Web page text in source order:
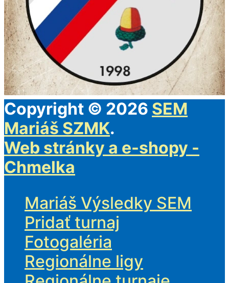
Copyright © 2026 SEM
Mariáš SZMK.
Web stránky a e-shopy -
Chmelka
Mariáš Výsledky SEM
Pridať turnaj
Fotogaléria
Regionálne ligy